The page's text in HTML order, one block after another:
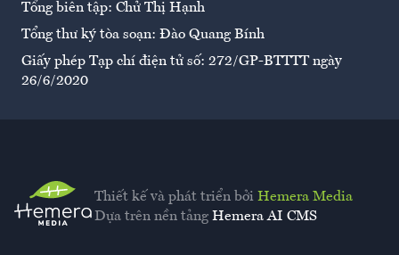
Tổng biên tập: Chử Thị Hạnh
Tổng thư ký tòa soạn: Đào Quang Bính
Giấy phép Tạp chí điện tử số: 272/GP-BTTTT ngày
26/6/2020
Thiết kế và phát triển bởi Hemera Media
Dựa trên nền tảng Hemera AI CMS